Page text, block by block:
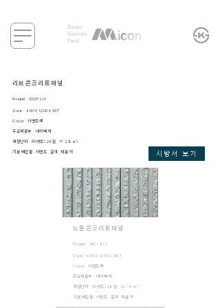
Design
Concrete
Panel
리브콘크리트패널
Model : DOF LIV
Size : 600X1200X33T
Color: 시멘트색
주요적용부 : 내외벽체
​패킹단위: 1파렛트(24장, 17.28㎡)
​기본 배합물: 시멘트, 골재, 석분 외
시방서 보기
노출콘크리트패널
Model : MC-612
Size : 600X1200X28T
Color: 시멘트색
주요적용부 : 내외벽체
​패킹단위: 1파렛트(28장, 20.16㎡)
​기본 배합물: 시멘트, 골재, 석분 외